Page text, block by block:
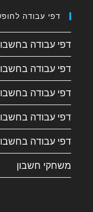
דפי עבודה
דפי עבודה
דפי עבודה
דפי עבודה
דפי עבודה
דפי עבודה
משחקי חשבון